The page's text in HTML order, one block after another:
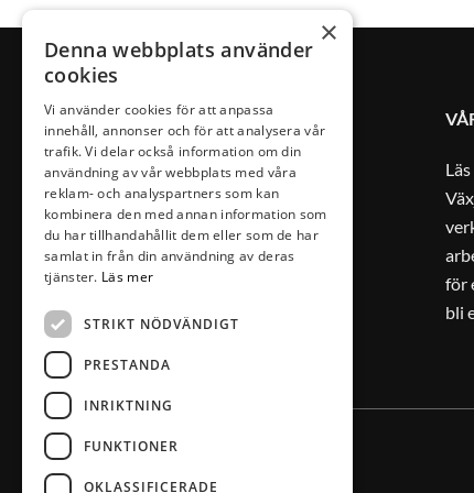
för
bli
×
Denna webbplats använder
cookies
Vi använder cookies för att anpassa
innehåll, annonser och för att analysera vår
trafik. Vi delar också information om din
användning av vår webbplats med våra
reklam- och analyspartners som kan
kombinera den med annan information som
du har tillhandahållit dem eller som de har
samlat in från din användning av deras
tjänster. Läs mer
STRIKT NÖDVÄNDIGT
PRESTANDA
INRIKTNING
FUNKTIONER
OKLASSIFICERADE